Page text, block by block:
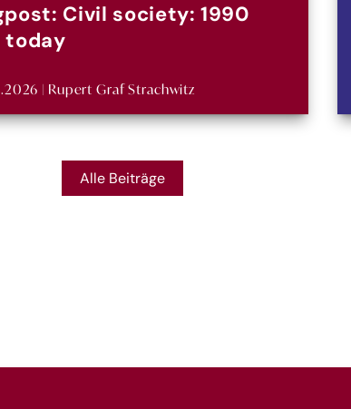
Civil society: 1990
today
| Rupert Graf Strachwitz
Alle Beiträge